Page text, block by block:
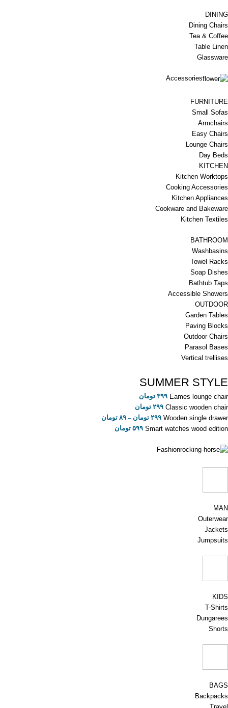
DINING
Dining Chairs
Tea & Coffee
Table Linen
Glassware
Accessories
FURNITURE
Small Sofas
Armchairs
Easy Chairs
Lounge Chairs
Day Beds
KITCHEN
Kitchen Worktops
Cooking Accessories
Kitchen Appliances
Cookware and Bakeware
Kitchen Textiles
BATHROOM
Washbasins
Towel Racks
Soap Dishes
Bathtub Taps
Accessible Showers
OUTDOOR
Garden Tables
Paving Blocks
Outdoor Chairs
Parasol Bases
Vertical trellises
SUMMER STYLE
Eames lounge chair ۳۹۹ تومان
Classic wooden chair ۲۹۹ تومان
Wooden single drawer ۲۹۹ تومان – ۸۹ تومان
Smart watches wood edition ۵۹۹ تومان
Fashion
MAN
Outerwear
Jackets
Jumpsuits
KIDS
T-Shirts
Dungarees
Shorts
BAGS
Backpacks